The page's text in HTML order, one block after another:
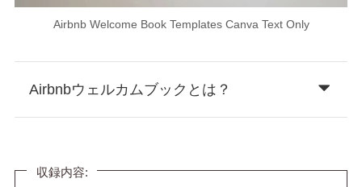
Airbnb Welcome Book Templates Canva Text Only
Airbnbウェルカムブックとは？
収録内容: